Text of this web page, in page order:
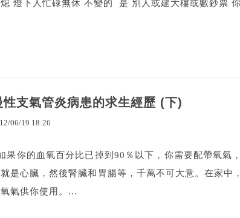
燈下人忙碌無休 不變的 是 別人或建大樓或數鈔票
性支氣管炎病患的求生經歷 (下)
/06/19 18:26
你的血氧百分比已掉到90％以下，你需要配帶氧氣
是心臟，然後腎臟和胃腸等，千萬不可大意。在家中
氣供你使用。...